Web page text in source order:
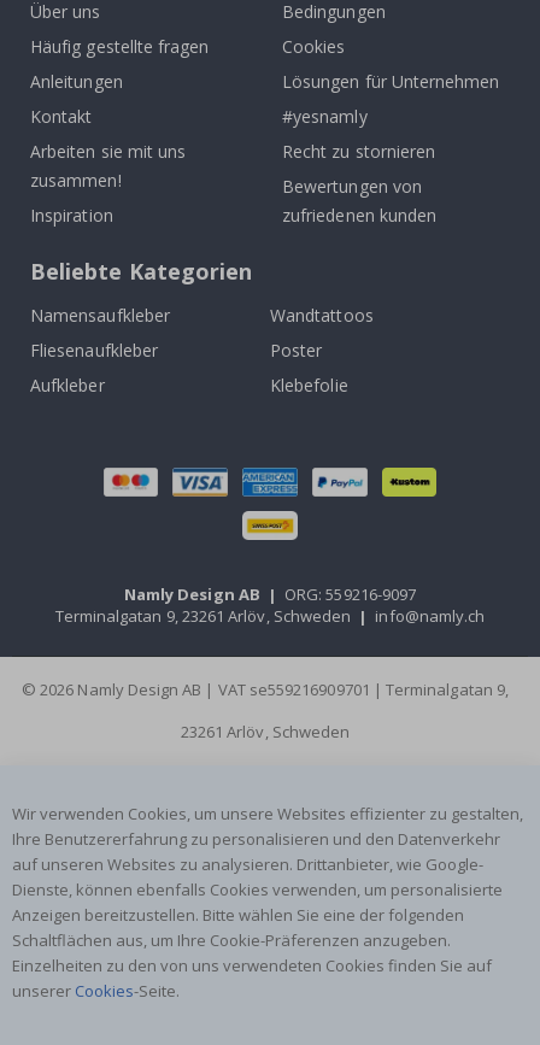
Über uns
Häufig gestellte fragen
Anleitungen
Kontakt
Arbeiten sie mit uns
zusammen!
Inspiration
Bedingungen
Cookies
Lösungen für Unternehmen
#yesnamly
Recht zu stornieren
Bewertungen von
zufriedenen kunden
Beliebte Kategorien
Namensaufkleber
Wandtattoos
Fliesenaufkleber
Poster
Aufkleber
Klebefolie
Namly Design AB | ORG: 559216-9097
Terminalgatan 9, 23261 Arlöv, Schweden | info@namly.ch
© 2026 Namly Design AB | VAT se559216909701 | Terminalgatan 9,
23261 Arlöv, Schweden
Wir verwenden Cookies, um unsere Websites effizienter zu gestalten,
Ihre Benutzererfahrung zu personalisieren und den Datenverkehr
auf unseren Websites zu analysieren. Drittanbieter, wie Google-
Dienste, können ebenfalls Cookies verwenden, um personalisierte
Anzeigen bereitzustellen. Bitte wählen Sie eine der folgenden
Schaltflächen aus, um Ihre Cookie-Präferenzen anzugeben.
Einzelheiten zu den von uns verwendeten Cookies finden Sie auf
unserer Cookies-Seite.